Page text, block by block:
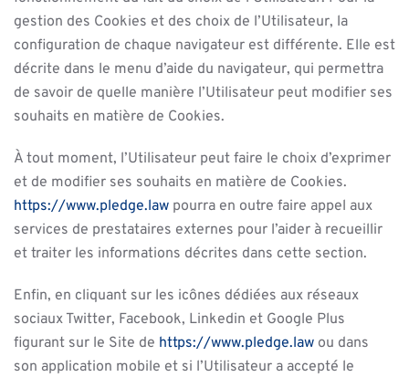
gestion des Cookies et des choix de l’Utilisateur, la
configuration de chaque navigateur est différente. Elle est
décrite dans le menu d’aide du navigateur, qui permettra
de savoir de quelle manière l’Utilisateur peut modifier ses
souhaits en matière de Cookies.
À tout moment, l’Utilisateur peut faire le choix d’exprimer
et de modifier ses souhaits en matière de Cookies.
https://www.pledge.law pourra en outre faire appel aux
services de prestataires externes pour l’aider à recueillir
et traiter les informations décrites dans cette section.
Enfin, en cliquant sur les icônes dédiées aux réseaux
sociaux Twitter, Facebook, Linkedin et Google Plus
figurant sur le Site de https://www.pledge.law ou dans
son application mobile et si l’Utilisateur a accepté le